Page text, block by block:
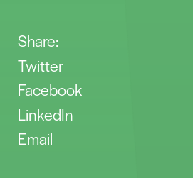
Share:
Twitter
Facebook
LinkedIn
Email